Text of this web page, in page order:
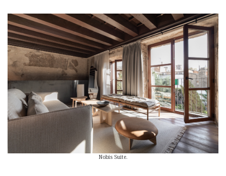
Nobis Suite.